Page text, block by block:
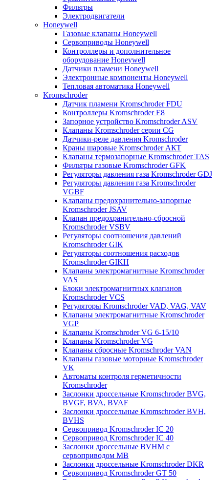
Фильтры
Электродвигатели
Honeywell
Газовые клапаны Honeywell
Сервоприводы Honeywell
Контроллеры и дополнительное
оборудование Honeywell
Датчики пламени Honeywell
Электронные компоненты Honeywell
Тепловая автоматика Honeywell
Kromschroder
Датчик пламени Kromschroder FDU
Контроллеры Kromschroder E8
Запорное устройство Kromschroder ASV
Клапаны Kromschroder серии CG
Датчики-реле давления Kromschroder
Краны шаровые Kromschroder АКТ
Клапаны термозапорные Kromschroder TAS
Фильтры газовые Kromschroder GFK
Регуляторы давления газа Kromschroder GDJ
Регуляторы давления газа Kromschroder
VGBF
Клапаны предохранительно-запорные
Kromschroder JSAV
Клапан предохранительно-сбросной
Kromschroder VSBV
Регуляторы соотношения давлений
Kromschroder GIK
Регуляторы соотношения расходов
Kromschroder GIKH
Клапаны электромагнитные Kromschroder
VAS
Блоки электромагнитных клапанов
Kromschroder VCS
Регуляторы Kromschroder VAD, VAG, VAV
Клапаны электромагнитные Kromschroder
VGP
Клапаны Kromschroder VG 6-15/10
Клапаны Kromschroder VG
Клапаны сбросные Kromschroder VAN
Клапаны газовые моторные Kromschroder
VK
Автоматы контроля герметичности
Kromschroder
Заслонки дроссельные Kromschroder BVG,
BVGF, BVA, BVAF
Заслонки дроссельные Kromschroder BVH,
BVHS
Сервопривод Kromschroder IC 20
Сервопривод Kromschroder IC 40
Заслонки дроссельные BVHM с
сервоприводом МВ
Заслонки дроссельные Kromschroder DKR
Cервопривод Kromschroder GT 50